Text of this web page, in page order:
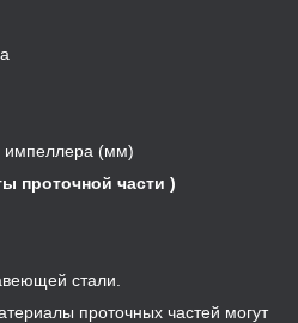
импеллера (мм)
проточной части )
стали.
проточных частей могут